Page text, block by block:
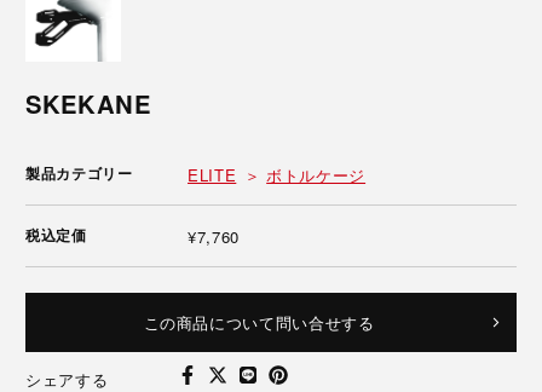
SKEKANE
製品カテゴリー ELITE ボトルケージ
税込定価 ¥7,760
この商品について問い合せする
シェアする